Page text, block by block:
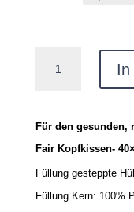
KlimaControl
verschiedenen
Menge
In
Für den gesunden,
Fair Kopfkissen-
Füllung gesteppte
Füllung Kern: 100%